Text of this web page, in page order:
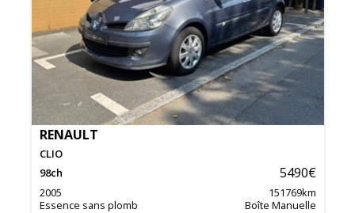
RENAULT
CLIO
98ch 5490€
2005 151769km
Essence sans plomb
Boîte Manuelle